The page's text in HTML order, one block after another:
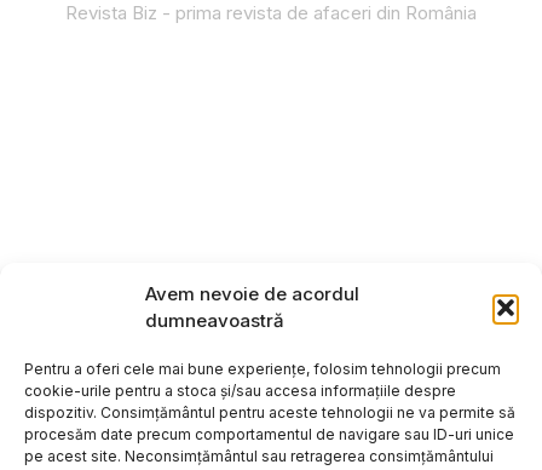
Avem nevoie de acordul
dumneavoastră
Pentru a oferi cele mai bune experiențe, folosim tehnologii precum
cookie-urile pentru a stoca și/sau accesa informațiile despre
dispozitiv. Consimțământul pentru aceste tehnologii ne va permite să
procesăm date precum comportamentul de navigare sau ID-uri unice
pe acest site. Neconsimțământul sau retragerea consimțământului
Revista Biz - prima revista de afaceri din România